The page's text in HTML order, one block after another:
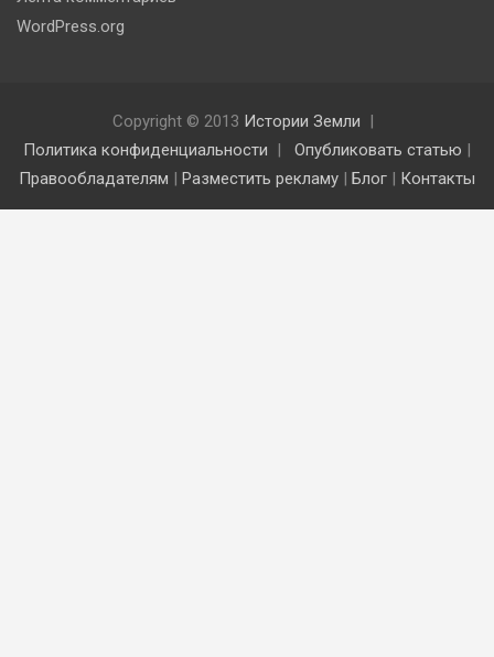
WordPress.org
Copyright © 2013 Истории Земли
Политика конфиденциальности
Опубликовать статью |
Правообладателям | Разместить рекламу | Блог | Контакты